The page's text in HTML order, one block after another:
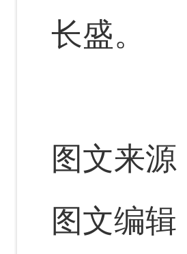
长盛。
图文来
图文编